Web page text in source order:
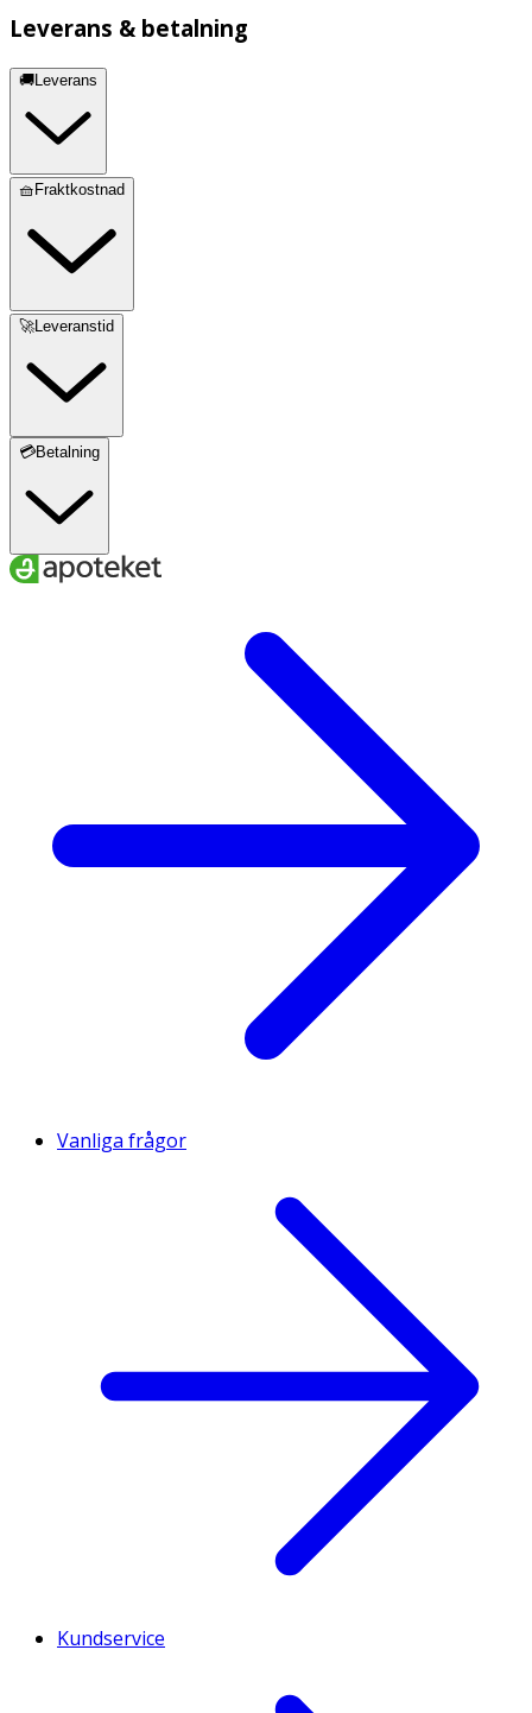
Leverans & betalning
🚚Leverans
🧺Fraktkostnad
🚀Leveranstid
💳Betalning
Vanliga frågor
Kundservice